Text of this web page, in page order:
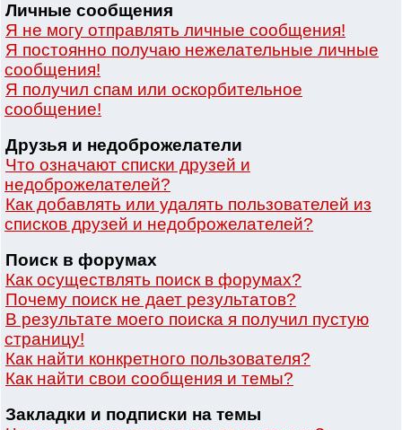
Личные сообщения
Я не могу отправлять личные сообщения!
Я постоянно получаю нежелательные личные
сообщения!
Я получил спам или оскорбительное
сообщение!
Друзья и недоброжелатели
Что означают списки друзей и
недоброжелателей?
Как добавлять или удалять пользователей из
списков друзей и недоброжелателей?
Поиск в форумах
Как осуществлять поиск в форумах?
Почему поиск не дает результатов?
В результате моего поиска я получил пустую
страницу!
Как найти конкретного пользователя?
Как найти свои сообщения и темы?
Закладки и подписки на темы